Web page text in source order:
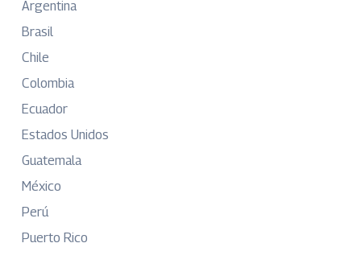
Argentina
Brasil
Chile
Colombia
Ecuador
Estados Unidos
Guatemala
México
Perú
Puerto Rico